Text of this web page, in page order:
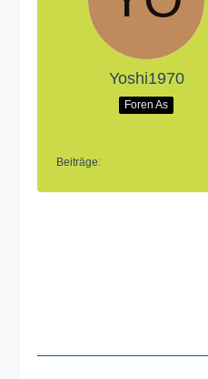
Yoshi1970
Foren As
Beiträge